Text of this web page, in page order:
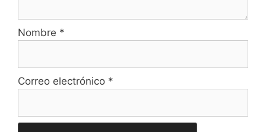
Nombre *
Correo electrónico *